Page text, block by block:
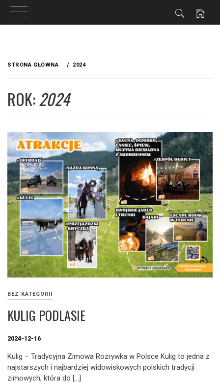
STRONA GŁÓWNA 2024
ROK:2024
BEZ KATEGORII
KULIG PODLASIE
2024-12-16
Kulig – Tradycyjna Zimowa Rozrywka w Polsce Kulig to jedna z
najstarszych i najbardziej widowiskowych polskich tradycji
zimowych, która do […]